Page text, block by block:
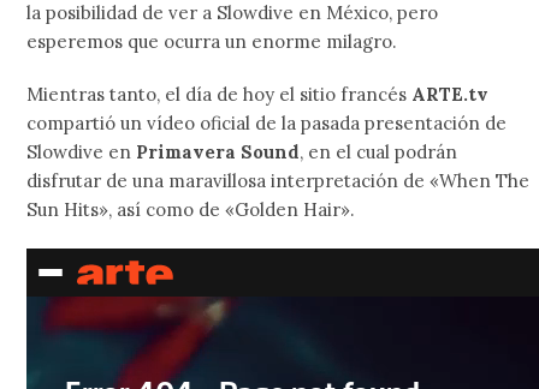
la posibilidad de ver a Slowdive en México, pero
esperemos que ocurra un enorme milagro.
Mientras tanto, el día de hoy el sitio francés ARTE.tv
compartió un vídeo oficial de la pasada presentación de
Slowdive en Primavera Sound, en el cual podrán
disfrutar de una maravillosa interpretación de «When The
Sun Hits», así como de «Golden Hair».